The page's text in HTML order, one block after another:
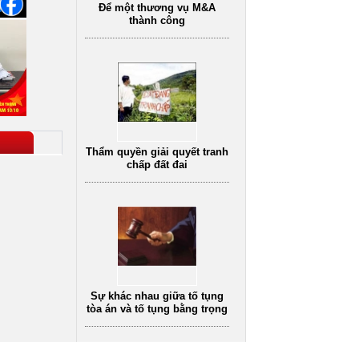
Để một thương vụ M&A
thành công
Thẩm quyền giải quyết tranh
chấp đất đai
Sự khác nhau giữa tố tụng
tòa án và tố tụng bằng trọng